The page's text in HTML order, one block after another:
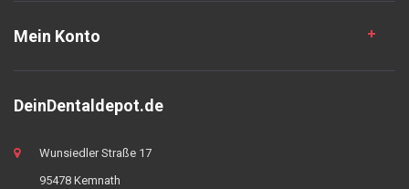
Mein Konto
DeinDentaldepot.de
Wunsiedler Straße 17
95478 Kemnath